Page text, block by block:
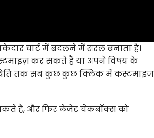
चार्ट में बदलने में सरल बनाता है।
कर सकते हैं या अपने विषय के
तक सब कुछ कुछ क्लिक में कस्टमाइज़
हैं, और फिर लेजेंड चेकबॉक्स को